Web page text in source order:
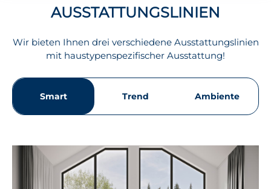
AUSSTATTUNGSLINIEN
Wir bieten Ihnen drei verschiedene Ausstattungslinien
mit haustypenspezifischer Ausstattung!
Smart Trend Ambiente